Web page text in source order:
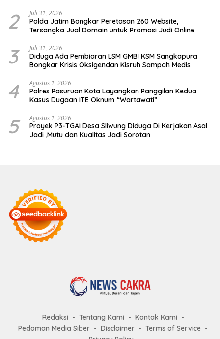
2 Juli 31, 2026
Polda Jatim Bongkar Peretasan 260 Website,
Tersangka Jual Domain untuk Promosi Judi Online
3 Juli 31, 2026
Diduga Ada Pembiaran LSM GMBI KSM Sangkapura
Bongkar Krisis Oksigendan Kisruh Sampah Medis
4 Agustus 1, 2026
Polres Pasuruan Kota Layangkan Panggilan Kedua
Kasus Dugaan ITE Oknum “Wartawati”
5 Agustus 1, 2026
Proyek P3-TGAI Desa Sliwung Diduga Di Kerjakan Asal
Jadi ,Mutu dan Kualitas Jadi Sorotan
Redaksi Tentang Kami
Kontak Kami
Pedoman Media Siber
Disclaimer
Terms of Service